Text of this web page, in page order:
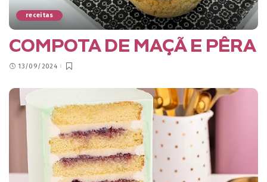
receitas
COMPOTA DE MAÇÃ E PÊRA
13/09/2024